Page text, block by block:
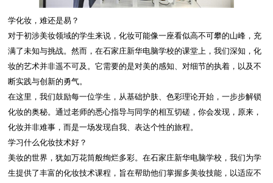
学化妆，难还是易？
对于初涉美妆领域的学生来说，化妆可能像一座看似高不可攀的山峰，充
满了未知与挑战。然而，在石家庄新华电脑学校的课堂上，我们深知，化
妆的艺术并非遥不可及。它需要的是对美的感知、对细节的执着，以及不
断实践与创新的勇气。
在这里，我们鼓励每一位学生，从基础护肤、色彩理论开始，一步步解锁
化妆的奥秘。通过老师的悉心指导与同学的相互切磋，你会发现，原来，
化妆并非难事，而是一场发现自我、表达个性的旅程。
学习什么化妆技术好？
美妆的世界，犹如万花筒般绚烂多彩。在石家庄新华电脑学校，我们为学
生提供了丰富的化妆技术课程，旨在帮助他们掌握多美妆技能，以适应不